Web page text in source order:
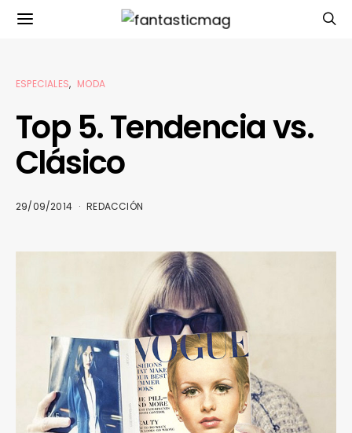
ESPECIALES MODA
Top 5. Tendencia vs.
Clásico
29/09/2014 REDACCIÓN